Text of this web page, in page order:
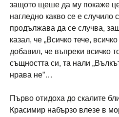
защото щеше да му покаже
нагледно какво се е случило
продължава да се случва,
казал, че „Всичко тече,
добавил, че въпреки всичко
същността си, та нали
нрава не”…
Първо отидоха до скалите
Красимир набързо влезе в